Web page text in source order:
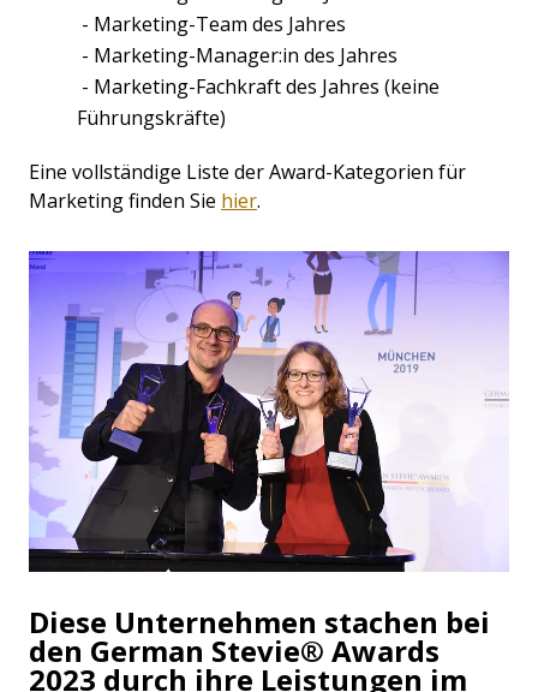
- Marketing-Team des Jahres
- Marketing-Manager:in des Jahres
- Marketing-Fachkraft des Jahres (keine
Führungskräfte)
Eine vollständige Liste der Award-Kategorien für
Marketing finden Sie hier.
Diese Unternehmen stachen bei
den German Stevie® Awards
2023 durch ihre Leistungen im